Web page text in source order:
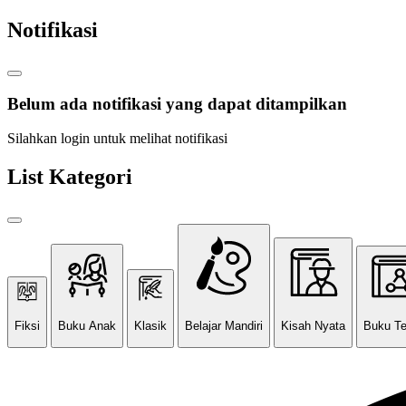
Notifikasi
Belum ada notifikasi yang dapat ditampilkan
Silahkan login untuk melihat notifikasi
List Kategori
Fiksi Buku Anak Klasik Belajar Mandiri Kisah Nyata Buku